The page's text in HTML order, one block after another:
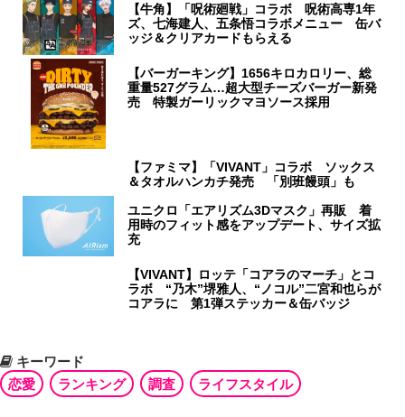
【牛角】「呪術廻戦」コラボ 呪術高専1年
ズ、七海建人、五条悟コラボメニュー 缶バ
ッジ＆クリアカードもらえる
【バーガーキング】1656キロカロリー、総
重量527グラム…超大型チーズバーガー新発
売 特製ガーリックマヨソース採用
【ファミマ】「VIVANT」コラボ ソックス
＆タオルハンカチ発売 「別班饅頭」も
ユニクロ「エアリズム3Dマスク」再販 着
用時のフィット感をアップデート、サイズ拡
充
【VIVANT】ロッテ「コアラのマーチ」とコ
ラボ “乃木”堺雅人、“ノコル”二宮和也らが
コアラに 第1弾ステッカー＆缶バッジ
キーワード
恋愛
ランキング 調査 ライフスタイル